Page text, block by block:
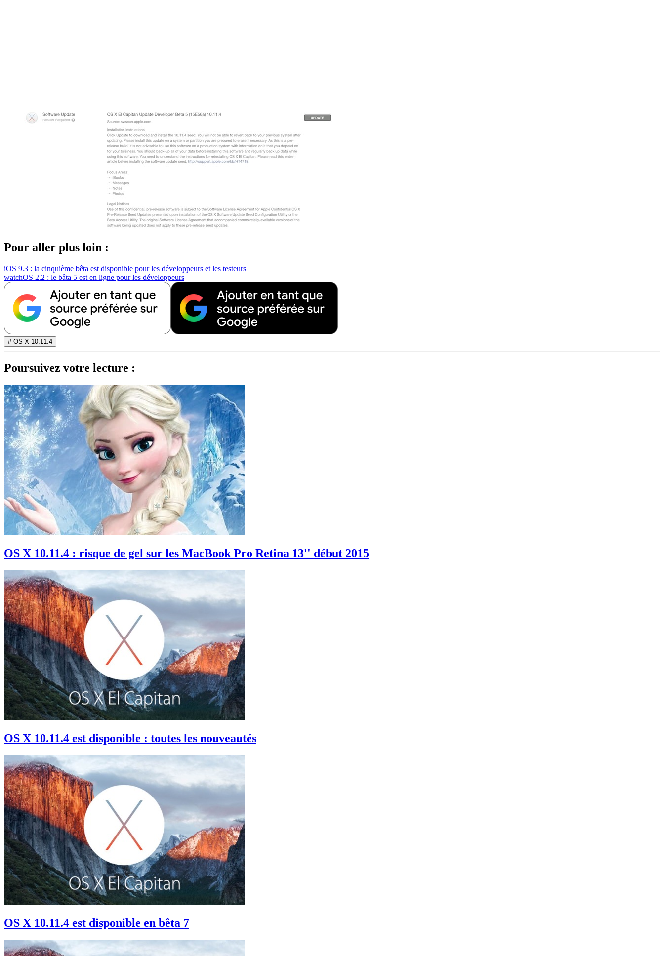
Pour aller plus loin :
iOS 9.3 : la cinquième bêta est disponible pour les développeurs et les testeurs
watchOS 2.2 : le bâta 5 est en ligne pour les développeurs
# OS X 10.11.4
Poursuivez votre lecture :
OS X 10.11.4 : risque de gel sur les MacBook Pro Retina 13'' début 2015
OS X 10.11.4 est disponible : toutes les nouveautés
OS X 10.11.4 est disponible en bêta 7